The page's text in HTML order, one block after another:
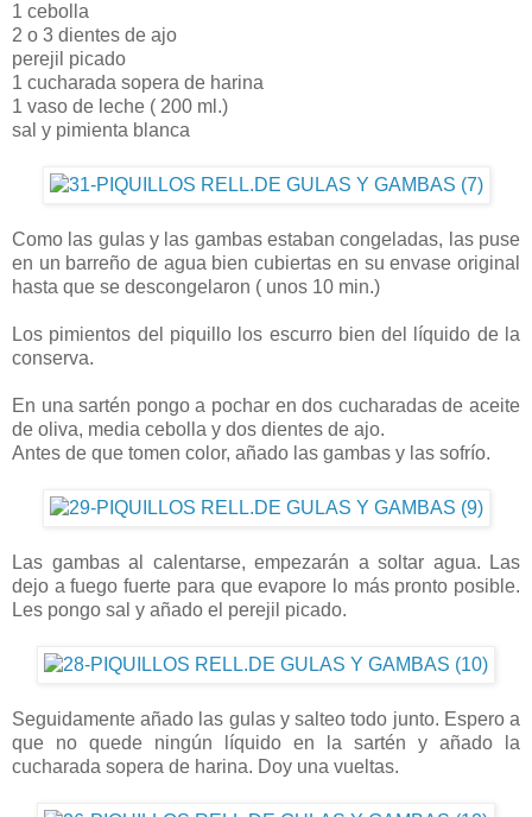
1 cebolla
2 o 3 dientes de ajo
perejil picado
1 cucharada sopera de harina
1 vaso de leche ( 200 ml.)
sal y pimienta blanca
Como las gulas y las gambas estaban congeladas, las puse
en un barreño de agua bien cubiertas en su envase original
hasta que se descongelaron ( unos 10 min.)
Los pimientos del piquillo los escurro bien del líquido de la
conserva.
En una sartén pongo a pochar en dos cucharadas de aceite
de oliva, media cebolla y dos dientes de ajo.
Antes de que tomen color, añado las gambas y las sofrío.
Las gambas al calentarse, empezarán a soltar agua. Las
dejo a fuego fuerte para que evapore lo más pronto posible.
Les pongo sal y añado el perejil picado.
Seguidamente añado las gulas y salteo todo junto. Espero a
que no quede ningún líquido en la sartén y añado la
cucharada sopera de harina. Doy una vueltas.